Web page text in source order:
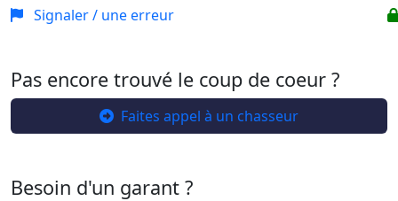
Signaler / une erreur
Pas encore trouvé le coup de coeur ?
Faites appel à un chasseur
Besoin d'un garant ?